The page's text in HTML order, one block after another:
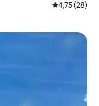
4,75 (28)